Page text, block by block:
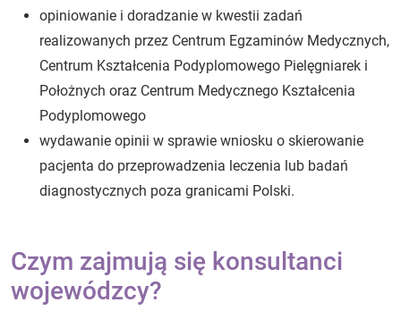
opiniowanie i doradzanie w kwestii zadań
realizowanych przez Centrum Egzaminów Medycznych,
Centrum Kształcenia Podyplomowego Pielęgniarek i
Położnych oraz Centrum Medycznego Kształcenia
Podyplomowego
wydawanie opinii w sprawie wniosku o skierowanie
pacjenta do przeprowadzenia leczenia lub badań
diagnostycznych poza granicami Polski.
Czym zajmują się konsultanci
wojewódzcy?